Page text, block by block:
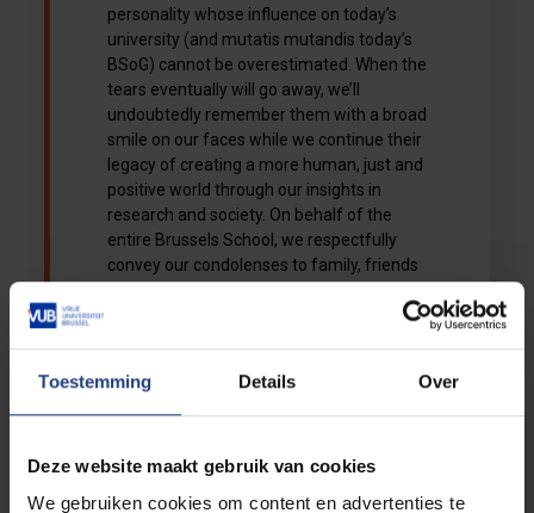
Toestemming Details Over
Deze website maakt gebruik van cookies
We gebruiken cookies om content en advertenties te
personality whose influence on today’s
university (and mutatis mutandis today’s
BSoG) cannot be overestimated. When the
tears eventually will go away, we’ll
undoubtedly remember them with a broad
smile on our faces while we continue their
legacy of creating a more human, just and
positive world through our insights in
research and society. On behalf of the
entire Brussels School, we respectfully
convey our condolenses to family, friends
and close colleagues.
Lieve Caroline. Dit is veel te vroeg. Je zat
nog zo boordevol ideeën, verwondering,